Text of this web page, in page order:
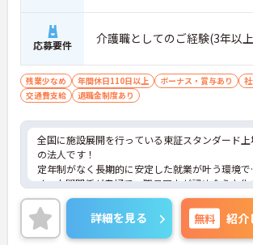
応募要件 介護職としてのご経験(3年以
残業少なめ 年間休日110日以上 ボーナス・賞与あり
交通費支給
退職金制度あり
全国に施設展開を行っている東証スタンダード上
の法人です！
定年制がなく長期的に安定した就業が叶う環境で
す。人間関係が良好で、職員同士が認め合う文化
根付いています。
ご興味のある方には、面接対策ポイントなど、さら
に詳細をご案内しますのでお気軽にご相談くださ
い！
詳細を見る 無料 紹介